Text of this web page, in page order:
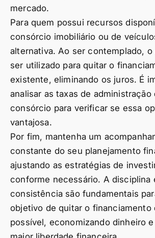
mercado.
Para quem possui recursos
consórcio imobiliário ou de
alternativa. Ao ser contemplado,
ser utilizado para quitar o
existente, eliminando os juros. É
analisar as taxas de administração
consórcio para verificar se essa
vantajosa.
Por fim, mantenha um
constante do seu planejamento
ajustando as estratégias de
conforme necessário. A disciplina
consistência são fundamentais
objetivo de quitar o financiamento
possível, economizando dinheiro